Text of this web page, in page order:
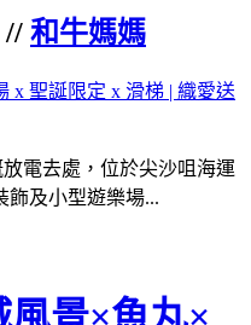
// 和牛媽媽
電去處，位於尖沙咀海運
飾及小型遊樂場...
景×魚丸×